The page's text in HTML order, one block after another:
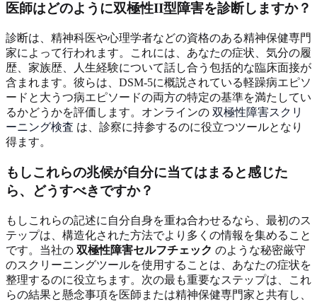
医師はどのように双極性II型障害を診断しますか？
診断は、精神科医や心理学者などの資格のある精神保健専門
家によって行われます。これには、あなたの症状、気分の履
歴、家族歴、人生経験について話し合う包括的な臨床面接が
含まれます。彼らは、DSM-5に概説されている軽躁病エピソ
ードと大うつ病エピソードの両方の特定の基準を満たしてい
るかどうかを評価します。オンラインの 双極性障害スクリ
ーニング検査 は、診察に持参するのに役立つツールとなり
得ます。
もしこれらの兆候が自分に当てはまると感じた
ら、どうすべきですか？
もしこれらの記述に自分自身を重ね合わせるなら、最初のス
テップは、構造化された方法でより多くの情報を集めること
です。当社の 双極性障害セルフチェック のような秘密厳守
のスクリーニングツールを使用することは、あなたの症状を
整理するのに役立ちます。次の最も重要なステップは、これ
らの結果と懸念事項を医師または精神保健専門家と共有し、